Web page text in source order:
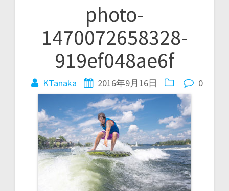
photo-
1470072658328-
919ef048ae6f
KTanaka 2016年9月16日 0
ビ